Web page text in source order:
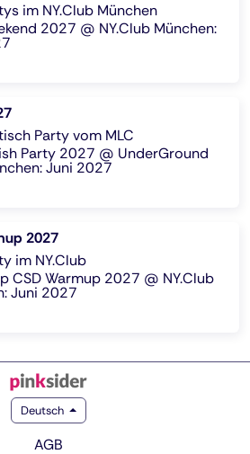
im NY.Club München
2027 @ NY.Club München:
Party vom MLC
Party 2027 @ UnderGround
Juni 2027
2027
im NY.Club
CSD Warmup 2027 @ NY.Club
Juni 2027
Deutsch
AGB